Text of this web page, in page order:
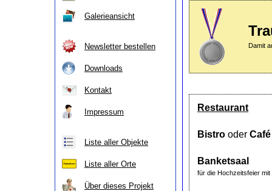
Galerieansicht
Newsletter bestellen
Downloads
Kontakt
Impressum
Liste aller Objekte
Liste aller Orte
Über dieses Projekt
Damit
Restaurant
Bistro oder Café
Banketsaal
für die Hochzeitsfeier